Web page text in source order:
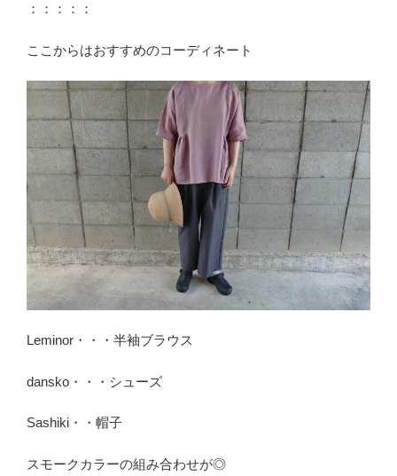
：：：：：
ここからはおすすめのコーディネート
Leminor・・・半袖ブラウス
dansko・・・シューズ
Sashiki・・帽子
スモークカラーの組み合わせが◎